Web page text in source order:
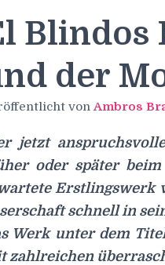
Blindos
der
vonAmbros
jetzt
oder später
Erstlingswerk
schnell in
Werk unter dem
zahlreichen